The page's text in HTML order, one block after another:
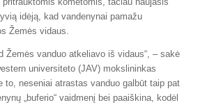
idėją, kad vandenynai pamažu
Žemės vidaus.
Žemės vanduo atkeliavo iš vidaus“, – sakė
universiteto (JAV) mokslininkas
to, neseniai atrastas vanduo galbūt taip pat
„buferio“ vaidmenį bei paaiškina, kodėl